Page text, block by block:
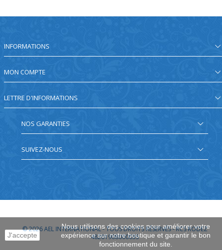
INFORMATIONS
MON COMPTE
LETTRE D'INFORMATIONS
J'accepte
Nous utilisons des cookies pour améliorer votre
expérience sur notre boutique et garantir le bon
fonctionnement du site.
NOS GARANTIES
SUIVEZ-NOUS
© 2026AEL INTERNATIONAL - TOUS DROITS RÉSERVÉS - RCS RODEZ
48201908000035